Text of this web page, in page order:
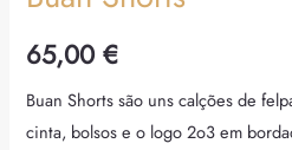
65,00€
Buan Shorts são uns calções de
cinta, bolsos e o logo 2o3 em